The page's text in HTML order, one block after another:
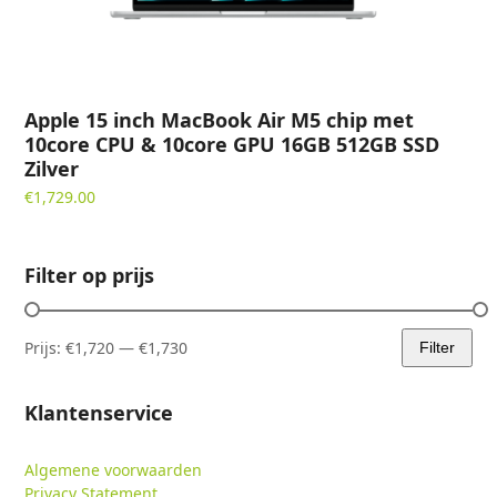
Apple 15 inch MacBook Air M5 chip met
10core CPU & 10core GPU 16GB 512GB SSD
Zilver
€1,729.00
Filter op prijs
Min.
Max.
Filter
Prijs:€1,720 —€1,730
Klantenservice
Algemene voorwaarden